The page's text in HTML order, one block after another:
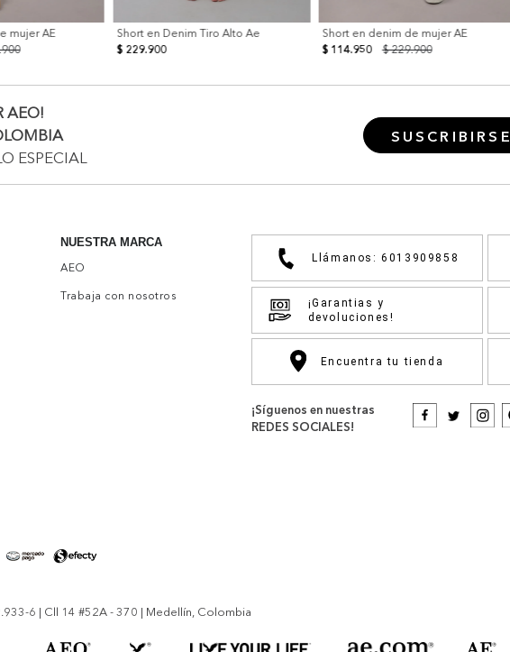
mujer AE
Short en Denim Tiro Alto Ae
$ 229.900
Short en denim de mujer AE
$ 229.900
$ 114.950
AEO!
ESPECIAL
SUSCRIBIRSE
NUESTRA MARCA
AEO
Trabaja con nosotros
Llámanos: 6013909858
¡Garantias y
devoluciones!
Encuentra tu tienda
¡Síguenos en nuestras
REDES SOCIALES!
6 | Cll 14 #52A - 370 | Medellín, Colombia